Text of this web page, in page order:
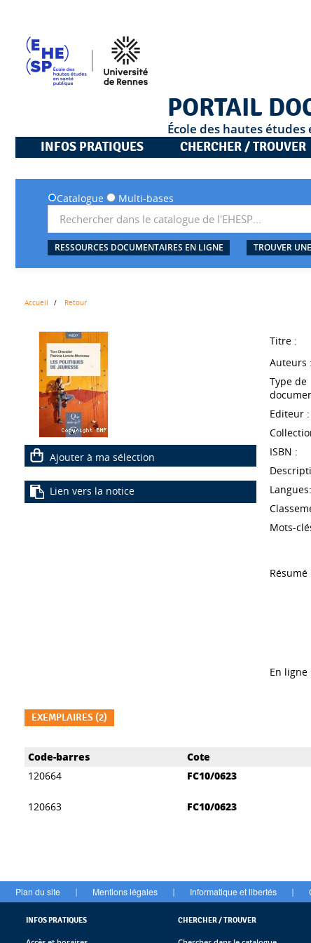
PORTAIL
École des hautes
INFOS PRATIQUES
CHERCHER / TROUVER
Catalogue Multi-bases
RESSOURCES DOCUMENTAIRES EN LIGNE TROUVER
Accueil Retour
Ajouter à ma sélection
Lien vers la notice
Titre :
Auteurs :
Type de
Editeur :
ISBN :
Langues:
Mots-
Résumé
En ligne
EXEMPLAIRES (2)
Liste des exemplaires
Code-barres Cote
120664
FC10/0623
120663
FC10/0623
Plan du site | Mentions légales | Informatique et libertés |
INFOS PRATIQUES CHERCHER / TROUVER